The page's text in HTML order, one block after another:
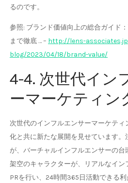
るのです。
参照: ブランド価値向上の総合ガイド
まで徹底 … – http://lens-associates.jp/
blog/2023/04/18/brand-value/
4-4. 次世代イン
ーマーケティン
次世代のインフルエンサーマーケテ
化と共に新たな展開を見せています
が、バーチャルインフルエンサーの台
架空のキャラクターが、リアルなイ
PRを行い、24時間365日活動できる